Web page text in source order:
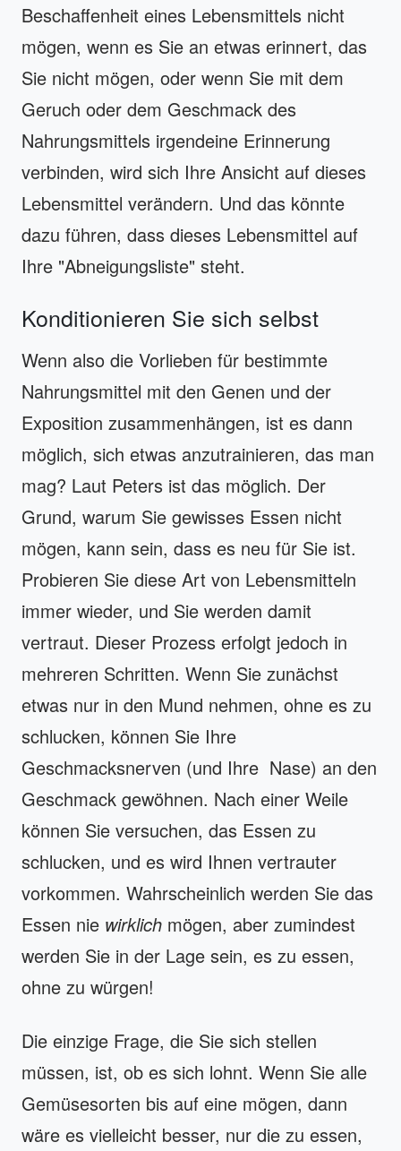
Beschaffenheit eines Lebensmittels nicht
mögen, wenn es Sie an etwas erinnert, das
Sie nicht mögen, oder wenn Sie mit dem
Geruch oder dem Geschmack des
Nahrungsmittels irgendeine Erinnerung
verbinden, wird sich Ihre Ansicht auf dieses
Lebensmittel verändern. Und das könnte
dazu führen, dass dieses Lebensmittel auf
Ihre "Abneigungsliste" steht.
Konditionieren Sie sich selbst
Wenn also die Vorlieben für bestimmte
Nahrungsmittel mit den Genen und der
Exposition zusammenhängen, ist es dann
möglich, sich etwas anzutrainieren, das man
mag? Laut Peters ist das möglich. Der
Grund, warum Sie gewisses Essen nicht
mögen, kann sein, dass es neu für Sie ist.
Probieren Sie diese Art von Lebensmitteln
immer wieder, und Sie werden damit
vertraut. Dieser Prozess erfolgt jedoch in
mehreren Schritten. Wenn Sie zunächst
etwas nur in den Mund nehmen, ohne es zu
schlucken, können Sie Ihre
Geschmacksnerven (und Ihre Nase) an den
Geschmack gewöhnen. Nach einer Weile
können Sie versuchen, das Essen zu
schlucken, und es wird Ihnen vertrauter
vorkommen. Wahrscheinlich werden Sie das
Essen nie wirklich mögen, aber zumindest
werden Sie in der Lage sein, es zu essen,
ohne zu würgen!
Die einzige Frage, die Sie sich stellen
müssen, ist, ob es sich lohnt. Wenn Sie alle
Gemüsesorten bis auf eine mögen, dann
wäre es vielleicht besser, nur die zu essen,